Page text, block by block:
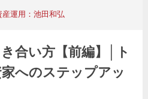
産運用：池田和弘
合い方【前編】│ト
へのステップアッ